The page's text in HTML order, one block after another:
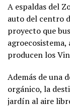
A espaldas del
auto del centro
proyecto que
producen los
Además de una
orgánico, la
jardín al aire